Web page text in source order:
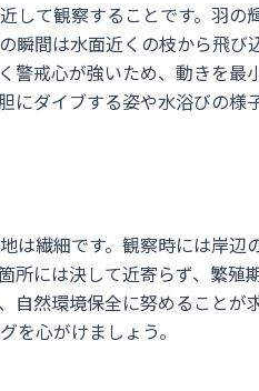
して観察することです。羽
瞬間は水面近くの枝から飛び
警戒心が強いため、動きを
ダイブする姿や水浴びの様
は繊細です。観察時には岸
所には決して近寄らず、繁殖
自然環境保全に努めること
を心がけましょう。